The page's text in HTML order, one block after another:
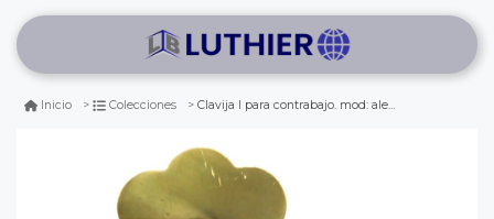
Inicio Colecciones Clavija l para contrabajo. mod: aleman